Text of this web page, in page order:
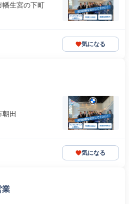
幡生宮の下町
気になる
田
気になる
業